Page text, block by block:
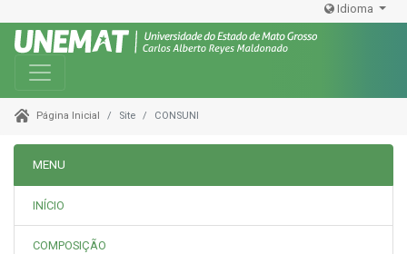
Idioma
Toggle navigation
Página Inicial Site CONSUNI
MENU
INÍCIO
COMPOSIÇÃO